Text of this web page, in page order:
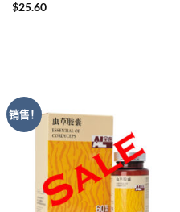
$25.60
销售！